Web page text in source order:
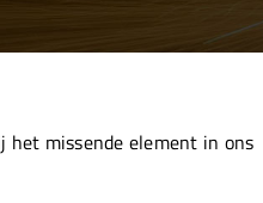
het missende element in ons